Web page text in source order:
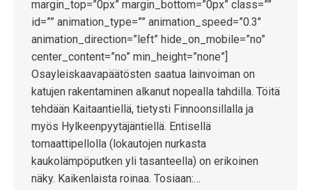
margin_top=”0px” margin_bottom=”0px” class=””
id=”” animation_type=”” animation_speed=”0.3″
animation_direction=”left” hide_on_mobile=”no”
center_content=”no” min_height=”none”]
Osayleiskaavapäätösten saatua lainvoiman on
katujen rakentaminen alkanut nopealla tahdilla. Töitä
tehdään Kaitaantiellä, tietysti Finnoonsillalla ja
myös Hylkeenpyytäjäntiellä. Entisellä
tomaattipellolla (lokautojen nurkasta
kaukolämpöputken yli tasanteella) on erikoinen
näky. Kaikenlaista roinaa. Tosiaan:…